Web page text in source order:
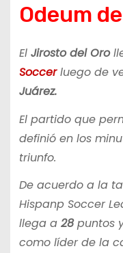
Odeum
ElJirosto del Oro
Soccerluego de
Juárez.
El partido que
definió en los
triunfo.
De acuerdo a la
Hispanp Soccer
llega a28puntos
como líder de la